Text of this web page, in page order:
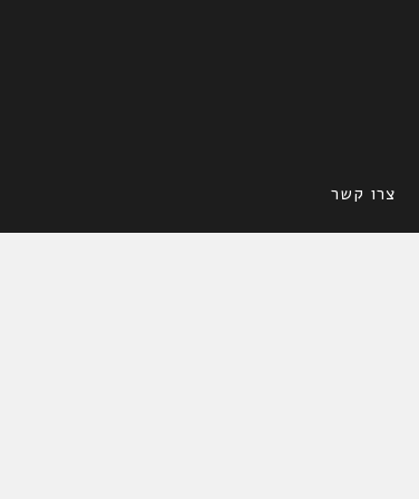
צרו קשר